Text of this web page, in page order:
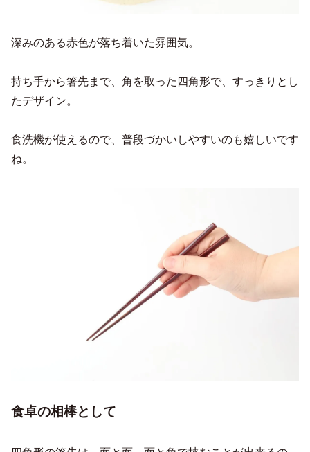
深みのある赤色が落ち着いた雰囲気。
持ち手から箸先まで、角を取った四角形で、すっきりとし
たデザイン。
食洗機が使えるので、普段づかいしやすいのも嬉しいです
ね。
食卓の相棒として